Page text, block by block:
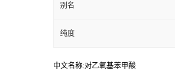
别名
纯度
中文名称:对乙氧基苯甲酸